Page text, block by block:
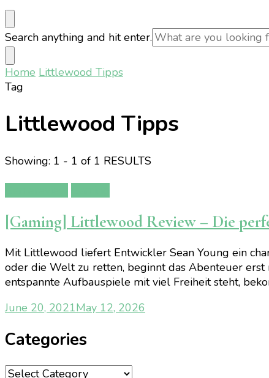
Looking
for
Something?
Search anything and hit enter.
Home Littlewood Tipps
Tag
Littlewood Tipps
Showing: 1 - 1 of 1 RESULTS
[Gaming] Littlewood Review – Die
Mit Littlewood liefert Entwickler Sean Young ein
oder die Welt zu retten, beginnt das Abenteuer erst
entspannte Aufbauspiele mit viel Freiheit steht,
June 20, 2021May 12, 2026
Categories
Categories